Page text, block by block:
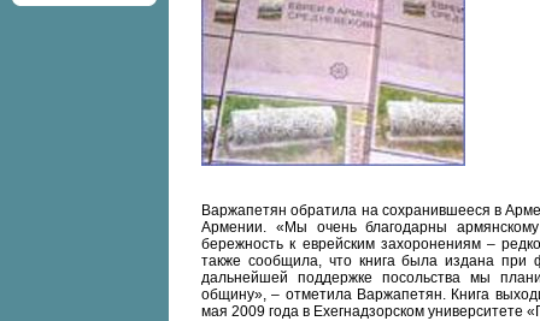
Варжапетян обратила на сохранившееся в
Армении. «Мы очень благодарны
бережность к еврейским захоронениям –
также сообщила, что книга была издана
дальнейшей поддержке посольства мы
общину», – отметила Варжапетян. Книга
мая 2009 года в Ехегнадзорском университете